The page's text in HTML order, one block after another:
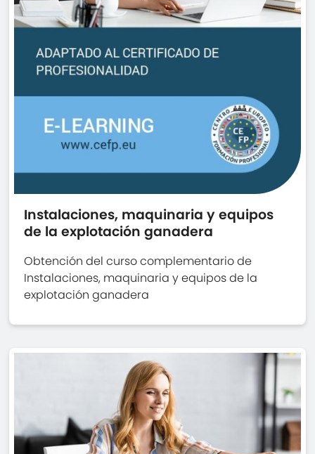
Instalaciones, maquinaria y equipos
de la explotación ganadera
Obtención del curso complementario de
Instalaciones, maquinaria y equipos de la
explotación ganadera